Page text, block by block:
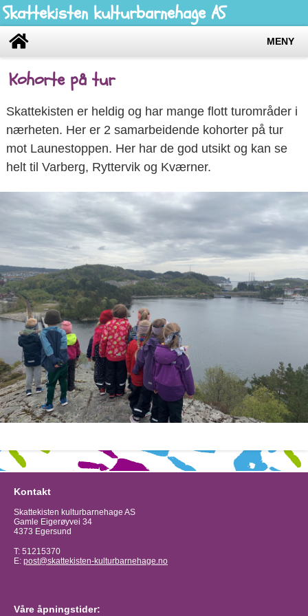
Skattekisten kulturbarnehage AS
MENY
Kohorte på tur
Skattekisten er heldig og har mange flott turområder i
nærheten. Her er 2 samarbeidende kohorter på tur
mot Launestoppen. Her har de god utsikt og kan se
helt til Varberg, Ryttervik og Kværner.
Kontakt
Skattekisten kulturbarnehage AS
Gamle Eigerøyvei 34
4373 Egersund
T: 51215370
E: post@skattekisten-kulturbarnehage.no
Våre åpningstider: